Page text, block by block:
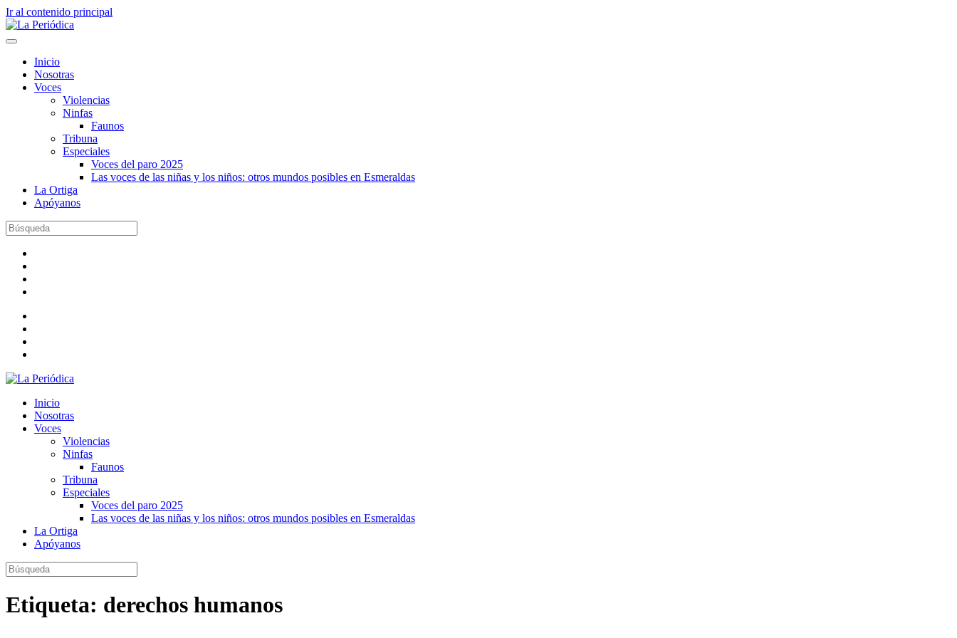
Ir al contenido principal
Inicio
Nosotras
Voces
Violencias
Ninfas
Faunos
Tribuna
Especiales
Voces del paro 2025
Las voces de las niñas y los niños: otros mundos posibles en Esmeraldas
La Ortiga
Apóyanos
Inicio
Nosotras
Voces
Violencias
Ninfas
Faunos
Tribuna
Especiales
Voces del paro 2025
Las voces de las niñas y los niños: otros mundos posibles en Esmeraldas
La Ortiga
Apóyanos
Etiqueta: derechos humanos